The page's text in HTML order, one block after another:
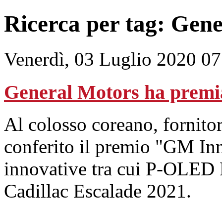
Ricerca per tag:
Venerdì, 03 Luglio 2020
General Motors ha
Al colosso coreano,
conferito il premio "GM
innovative tra cui P-
Cadillac Escalade 2021.